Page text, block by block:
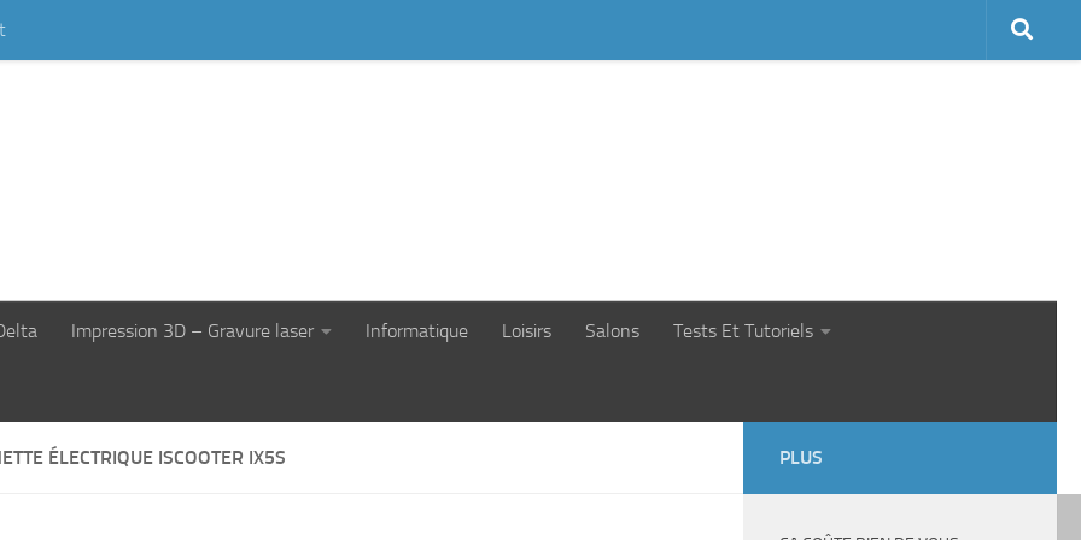
Impression 3D – Gravure laser Informatique Loisirs Salons Tests Et Tutoriels
ÉLECTRIQUE ISCOOTER IX5S PLUS